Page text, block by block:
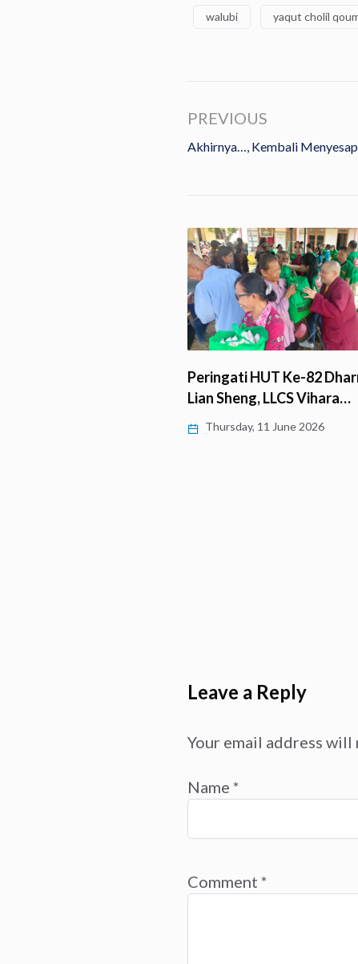
walubi yaqut cholil
PREVIOUS
Akhirnya…, Kembali
Borobudur Virtual Tour
Leave a Reply
Your email address will
Name *
Comment *